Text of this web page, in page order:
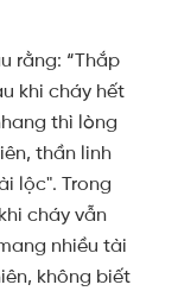
rằng: “Thắp
khi cháy hết
thì lòng
thần linh
lộc". Trong
cháy vẫn
nhiều tài
không biết